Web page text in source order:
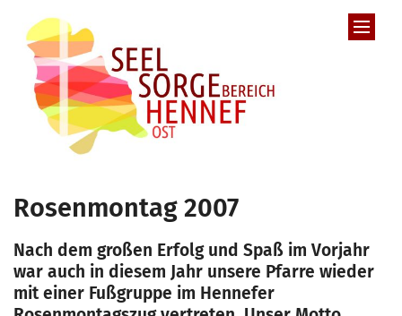
Rosenmontag 2007
Nach dem großen Erfolg und Spaß im Vorjahr
war auch in diesem Jahr unsere Pfarre wieder
mit einer Fußgruppe im Hennefer